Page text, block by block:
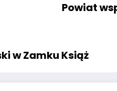
Powiat
w Zamku Książ